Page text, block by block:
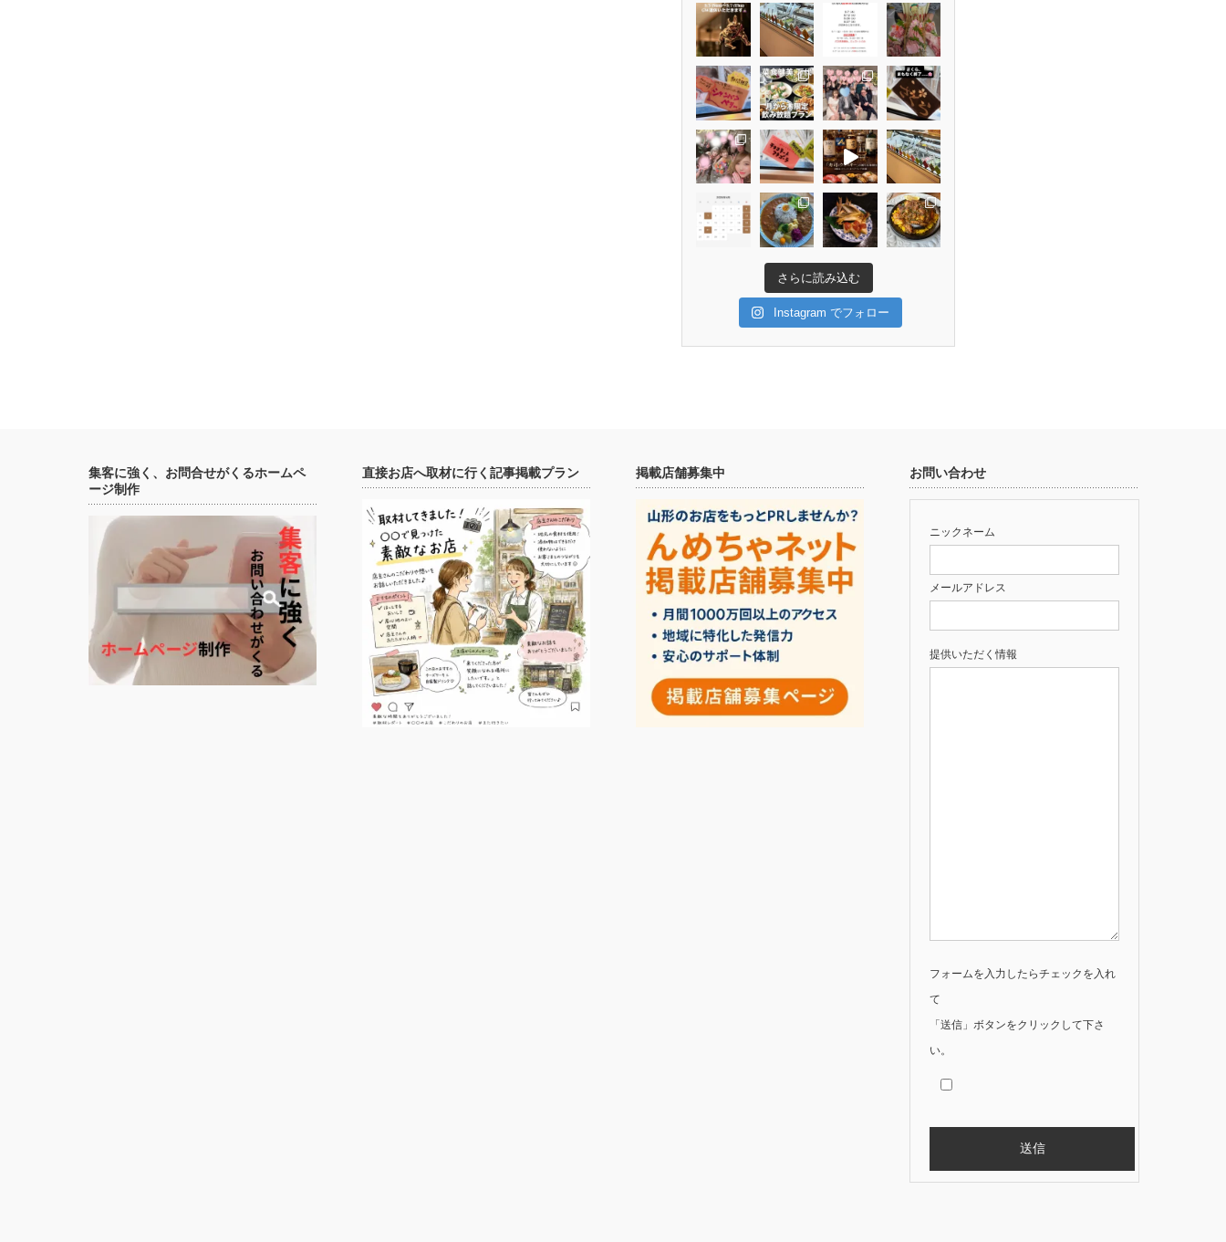
さらに読み込む
Instagram でフォロー
集客に強く、お問合せがくるホームペ
ージ制作
直接お店へ取材に行く記事掲載プラン 掲載店舗募集中 お問い合わせ
ニックネーム
メールアドレス
提供いただく情報
フォームを入力したらチェックを入れ
て
「送信」ボタンをクリックして下さ
い。